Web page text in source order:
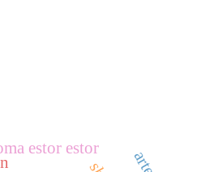
estor estor